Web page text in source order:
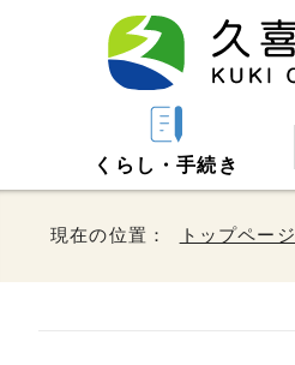
くらし・手続き
現在の位置： トップページ